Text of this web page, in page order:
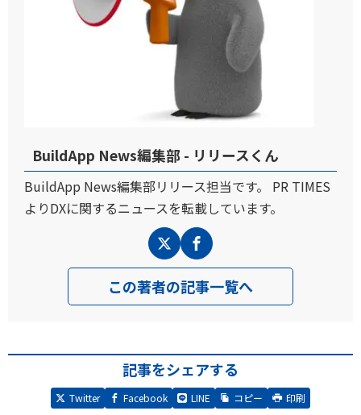
BuildApp News編集部 - リリースくん
BuildApp News編集部リリース担当です。 PR TIMES
よりDXに関するニュースを転載しています。
この著者の記事一覧へ
記事をシェアする
Twitter Facebook LINE コピー 印刷